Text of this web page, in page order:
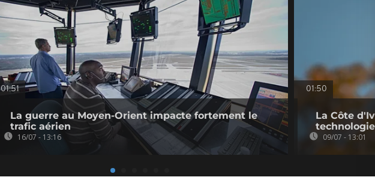
01:51
La guerre au Moyen-Orient impacte fortement le
trafic aérien
16/07 - 13:16
01:50
La Côte
09/07 - 13:01